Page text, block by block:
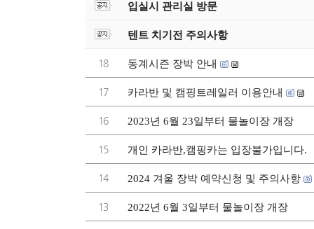
입실시 관리실 방문
텐트 치기전 주의사항
18 동계시즌 장박 안내
17 카라반 및 캠핑트레일러 이용안내
16 2023년 6월 23일부터 물놀이장 개장
15 개인 카라반,캠핑카는 입장불가입니다.
14 2024 겨울 장박 예약신청 및 주의사항
13 2022년 6월 3일부터 물놀이장 개장